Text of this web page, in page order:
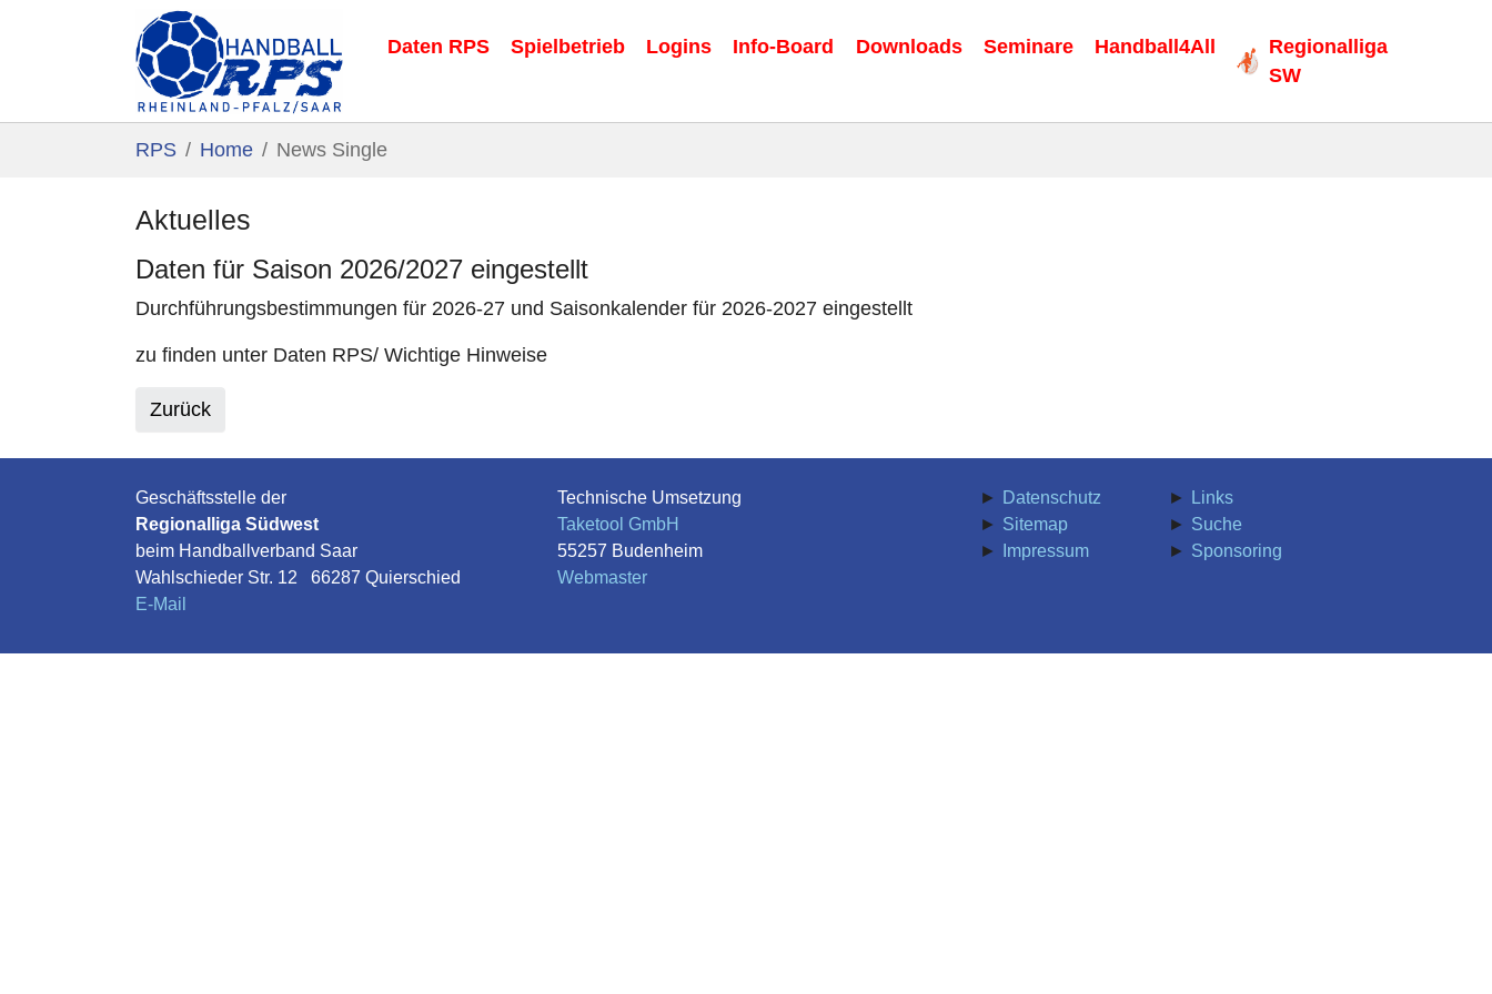
Daten RPS Spielbetrieb Logins Info-Board Downloads Seminare Handball4All
Regionalliga
SW
RPS Home News Single
Aktuelles
Daten für Saison 2026/2027 eingestellt
Durchführungsbestimmungen für 2026-27 und Saisonkalender für 2026-2027 eingestellt
zu finden unter Daten RPS/ Wichtige Hinweise
Zurück
Geschäftsstelle der
Regionalliga Südwest
beim Handballverband Saar
Wahlschieder Str. 12 66287 Quierschied
E-Mail
Technische Umsetzung
Taketool GmbH
55257 Budenheim
Webmaster
Datenschutz
Links
Sitemap
Suche
Impressum
Sponsoring